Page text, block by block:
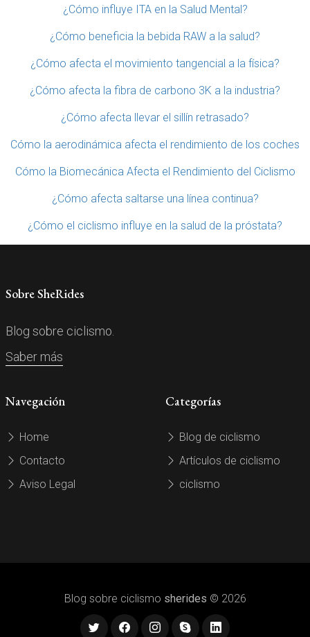
¿Cómo influye ITA en la Salud Mental?
¿Cómo beneficia la bebida RAW a la salud?
¿Cómo afecta el movimiento tangencial a la física?
¿Cómo afecta la fibra de carbono 3K a la industria?
¿Cómo afecta llevar el sillín retrasado?
Cómo la aerodinámica afecta el rendimiento de los coches
Cómo la Biomecánica Afecta el Rendimiento del Ciclismo
¿Cómo afecta saltarse una línea continua?
¿Cómo el ciclismo influye en la salud de la próstata?
Sobre SheRides
Blog sobre ciclismo.
Saber más
Navegación
Home
Contacto
Aviso Legal
Categorías
Blog de ciclismo
Artículos de ciclismo
ciclismo
Blog sobre ciclismo sherides © 2026